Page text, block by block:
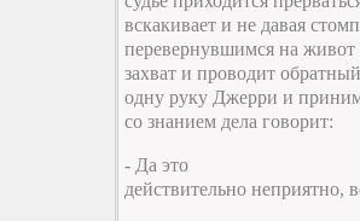
вскакивает и не давая
перевернувшимся на живот
захват и проводит
одну руку Джерри и
со знанием дела говорит:
- Да это
действительно неприятно,